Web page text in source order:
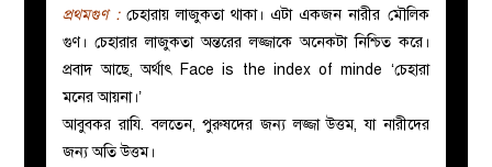
প্রথমগুণ :চেহারায় লাজুকতা থাকা। এটা একজন নারীর মৌলিক
গুণ। চেহারার লাজুকতা অন্তরের লজ্জাকে অনেকটা নিশ্চিত করে।
প্রবাদ আছে, অর্থাৎ Face is the index of minde ‘চেহারা
মনের আয়না।’
আবুবকর রাযি. বলতেন, পুরুষদের জন্য লজ্জা উত্তম, যা নারীদের
জন্য অতি উত্তম।